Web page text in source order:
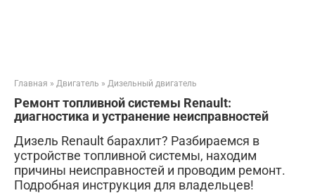
Главная » Двигатель » Дизельный двигатель
Ремонт топливной системы Renault:
диагностика и устранение неисправностей
Дизель Renault барахлит? Разбираемся в
устройстве топливной системы, находим
причины неисправностей и проводим ремонт.
Подробная инструкция для владельцев!